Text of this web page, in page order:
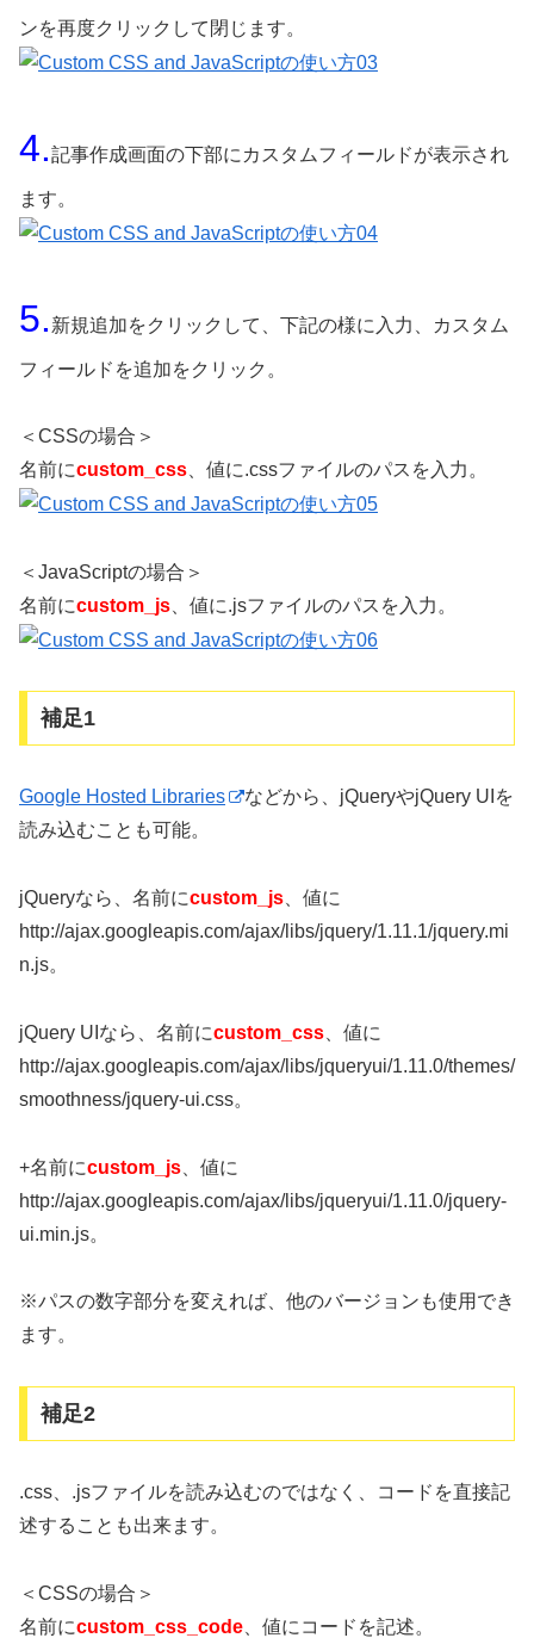
ンを再度クリックして閉じます。
4.記事作成画面の下部にカスタムフィールドが表示され
ます。
5. 新規追加をクリックして、下記の様に入力、カスタム
フィールドを追加をクリック。
＜CSSの場合＞
名前にcustom_css 、値に.cssファイルのパスを入力。
＜JavaScriptの場合＞
名前にcustom_js 、値に.jsファイルのパスを入力。
補足1
Google Hosted Libraries
などから、jQueryやjQuery UIを
読み込むことも可能。
jQueryなら、名前にcustom_js 、値に
http://ajax.googleapis.com/ajax/libs/jquery/1.11.1/jquery.mi
n.js。
jQuery UIなら、名前にcustom_css 、値に
http://ajax.googleapis.com/ajax/libs/jqueryui/1.11.0/themes/
smoothness/jquery-ui.css。
+名前にcustom_js 、値に
http://ajax.googleapis.com/ajax/libs/jqueryui/1.11.0/jquery-
ui.min.js。
※パスの数字部分を変えれば、他のバージョンも使用でき
ます。
補足2
.css、.jsファイルを読み込むのではなく、コードを直接記
述することも出来ます。
＜CSSの場合＞
名前にcustom_css_code 、値にコードを記述。